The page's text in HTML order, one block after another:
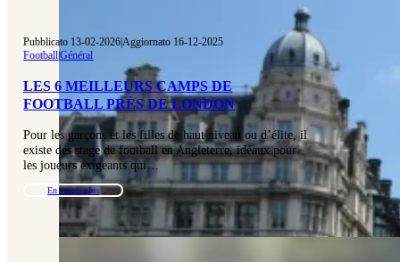
Pubblicato 13-02-2026|Aggiornato 16-12-2025
Football|Général
LES 6 MEILLEURS CAMPS DE
FOOTBALL PRÈS DE LONDON
Pour les garçons et les filles de haut niveau ou d’élite, il
existe des stage de football en Angleterre, idéaux pour
les joueurs exigeants qui…
En savoir plus